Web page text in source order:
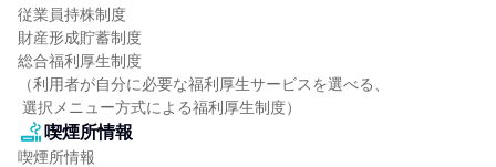
従業員持株制度
財産形成貯蓄制度
総合福利厚生制度
（利用者が自分に必要な福利厚生サービスを選べる、
選択メニュー方式による福利厚生制度）
喫煙所情報
喫煙所情報